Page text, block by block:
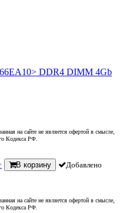
DDR4 DIMM 4Gb
на сайте не является офертой в смысле,
Кодекса РФ.
В корзину Добавлено
на сайте не является офертой в смысле,
Кодекса РФ.